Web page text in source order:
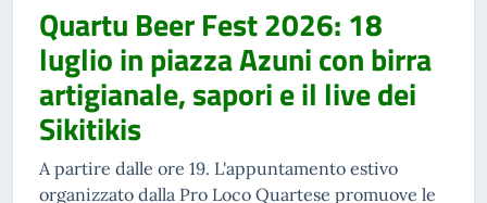
Quartu Beer Fest 2026: 18
luglio in piazza Azuni con birra
artigianale, sapori e il live dei
Sikitikis
A partire dalle ore 19. L'appuntamento estivo
organizzato dalla Pro Loco Quartese promuove le